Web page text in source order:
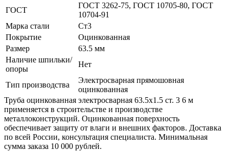
ГОСТ
ГОСТ 3262-75, ГОСТ 10705-80, ГОСТ
10704-91
Марка стали
Ст3
Покрытие
Оцинкованная
Размер
63.5 мм
Наличие шпильки/
опоры
Нет
Тип производства
Электросварная прямошовная
оцинкованная
Труба оцинкованная электросварная 63.5х1.5 ст. 3 6 м
применяется в строительстве и производстве
металлоконструкций. Оцинкованная поверхность
обеспечивает защиту от влаги и внешних факторов. Доставка
по всей России, консультация специалиста. Минимальная
сумма заказа 10 000 рублей.